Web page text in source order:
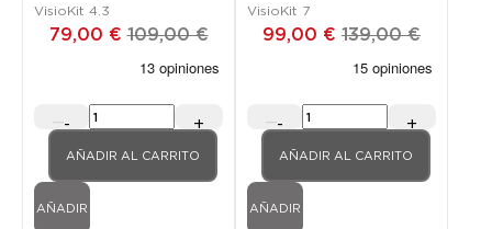
VisioKit 4.3
79,00 € 109,00 €
- +
AÑADIR AL CARRITO
AÑADIR
VisioKit 7
99,00 € 139,00 €
- +
AÑADIR AL CARRITO
AÑADIR